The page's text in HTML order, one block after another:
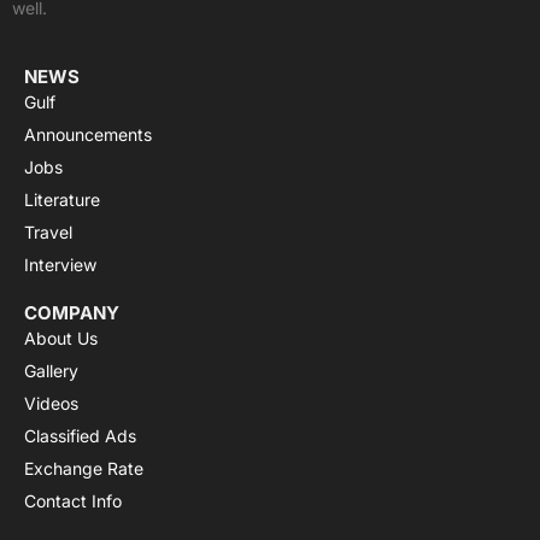
well.
NEWS
Gulf
Announcements
Jobs
Literature
Travel
Interview
COMPANY
About Us
Gallery
Videos
Classified Ads
Exchange Rate
Contact Info